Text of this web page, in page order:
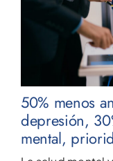
50% menos
depresión,
mental,